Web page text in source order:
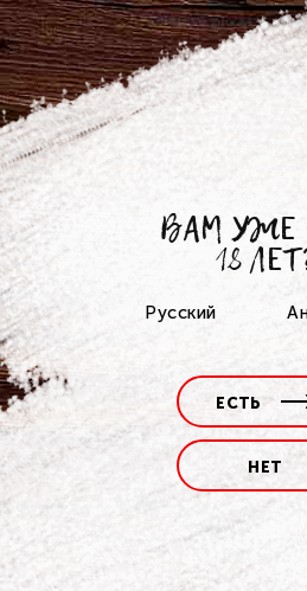
ВАМ УЖЕ
18
Русский
ЕСТЬ
НЕТ
Показать на карте
пн-вс 10:00-23:00
8-960-557-79-16